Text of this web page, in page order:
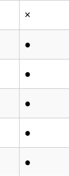
×
●
●
●
●
●